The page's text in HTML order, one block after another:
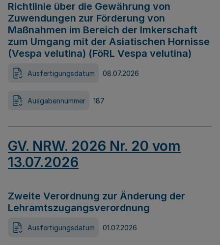
Richtlinie über die Gewährung von
Zuwendungen zur Förderung von
Maßnahmen im Bereich der Imkerschaft
zum Umgang mit der Asiatischen Hornisse
(Vespa velutina) (FöRL Vespa velutina)
Ausfertigungsdatum 08.07.2026
Ausgabennummer 187
GV. NRW. 2026 Nr. 20 vom
13.07.2026
Zweite Verordnung zur Änderung der
Lehramtszugangsverordnung
Ausfertigungsdatum 01.07.2026